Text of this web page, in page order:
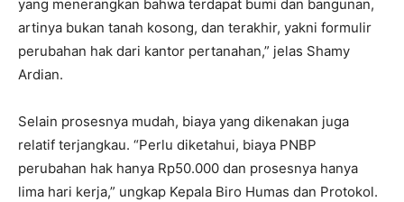
yang menerangkan bahwa terdapat bumi dan bangunan,
artinya bukan tanah kosong, dan terakhir, yakni formulir
perubahan hak dari kantor pertanahan,” jelas Shamy
Ardian.
Selain prosesnya mudah, biaya yang dikenakan juga
relatif terjangkau. “Perlu diketahui, biaya PNBP
perubahan hak hanya Rp50.000 dan prosesnya hanya
lima hari kerja,” ungkap Kepala Biro Humas dan Protokol.